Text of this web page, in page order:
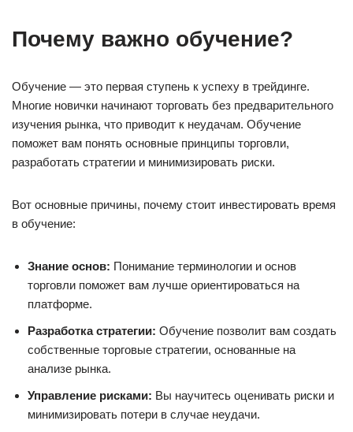
Почему важно обучение?
Обучение — это первая ступень к успеху в трейдинге.
Многие новички начинают торговать без предварительного
изучения рынка, что приводит к неудачам. Обучение
поможет вам понять основные принципы торговли,
разработать стратегии и минимизировать риски.
Вот основные причины, почему стоит инвестировать время
в обучение:
Знание основ: Понимание терминологии и основ
торговли поможет вам лучше ориентироваться на
платформе.
Разработка стратегии: Обучение позволит вам создать
собственные торговые стратегии, основанные на
анализе рынка.
Управление рисками: Вы научитесь оценивать риски и
минимизировать потери в случае неудачи.